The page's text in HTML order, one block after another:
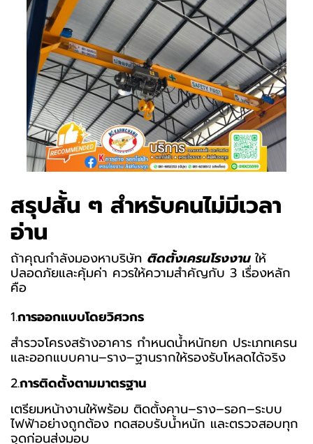
สรุปสั้น ๆ สำหรับคนไม่มีเวลา
อ่าน
ถ้าคุณกำลังมองหาบริษัท ติดตั้งเครนโรงงานให้
ปลอดภัยและคุ้มค่า ควรให้ความสำคัญกับ 3 เรื่องหลัก
คือ
1.การออกแบบโดยวิศวกร
สำรวจโครงสร้างอาคาร กำหนดน้ำหนักยก ประเภทเครน
และออกแบบคาน–ราง–ฐานรากให้รองรับโหลดได้จริง
2.การติดตั้งตามมาตรฐาน
เตรียมหน้างานให้พร้อม ติดตั้งคาน–ราง–รอก–ระบบ
ไฟฟ้าอย่างถูกต้อง ทดสอบรับน้ำหนัก และตรวจสอบทุก
จุดก่อนส่งมอบ